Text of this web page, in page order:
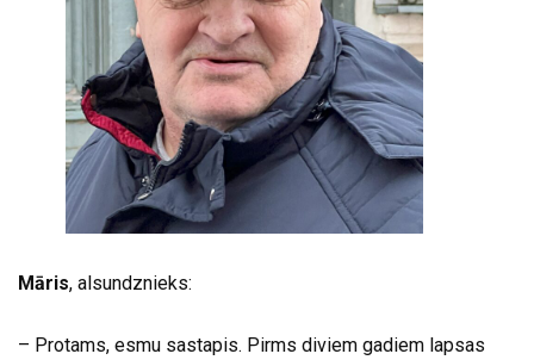
Māris, alsundznieks:
– Protams, esmu sastapis. Pirms diviem gadiem lapsas